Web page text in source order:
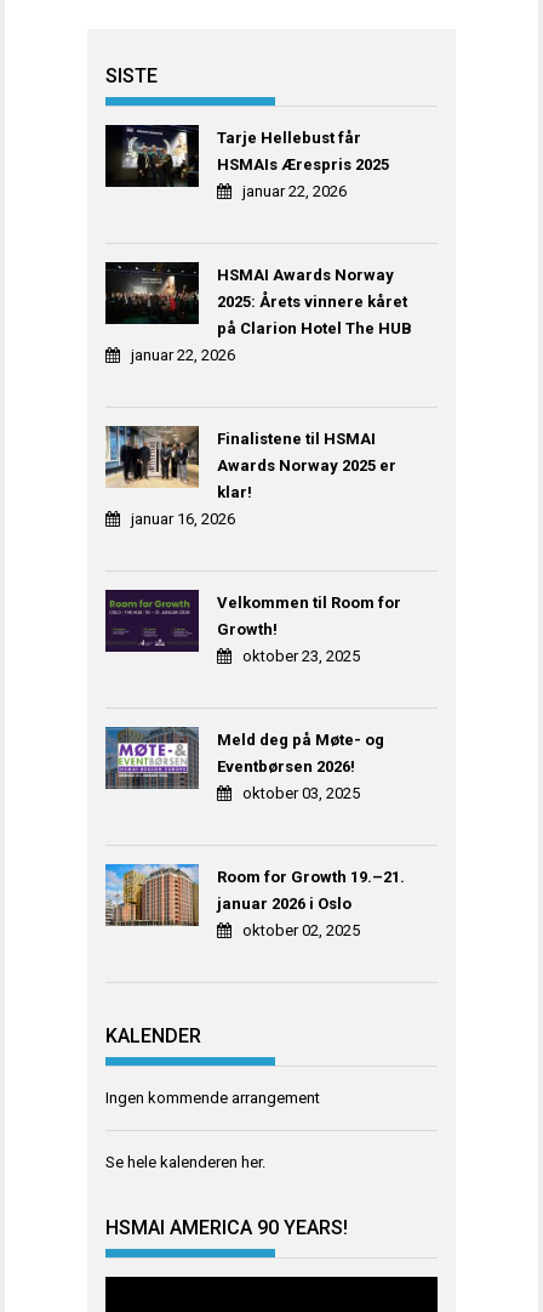
SISTE
Tarje Hellebust får
HSMAIs Ærespris 2025
januar 22, 2026
HSMAI Awards Norway
2025: Årets vinnere kåret
på Clarion Hotel The HUB
januar 22, 2026
Finalistene til HSMAI
Awards Norway 2025 er
klar!
januar 16, 2026
Velkommen til Room for
Growth!
oktober 23, 2025
Meld deg på Møte- og
Eventbørsen 2026!
oktober 03, 2025
Room for Growth 19.–21.
januar 2026 i Oslo
oktober 02, 2025
KALENDER
Ingen kommende arrangement
Se hele kalenderen her.
HSMAI AMERICA 90 YEARS!